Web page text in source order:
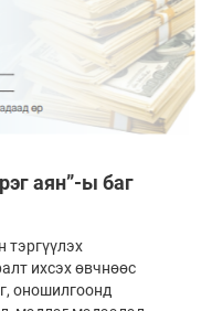
аян”-ы баг
тэргүүлэх
ихсэх өвчнөөс
оношилгоонд